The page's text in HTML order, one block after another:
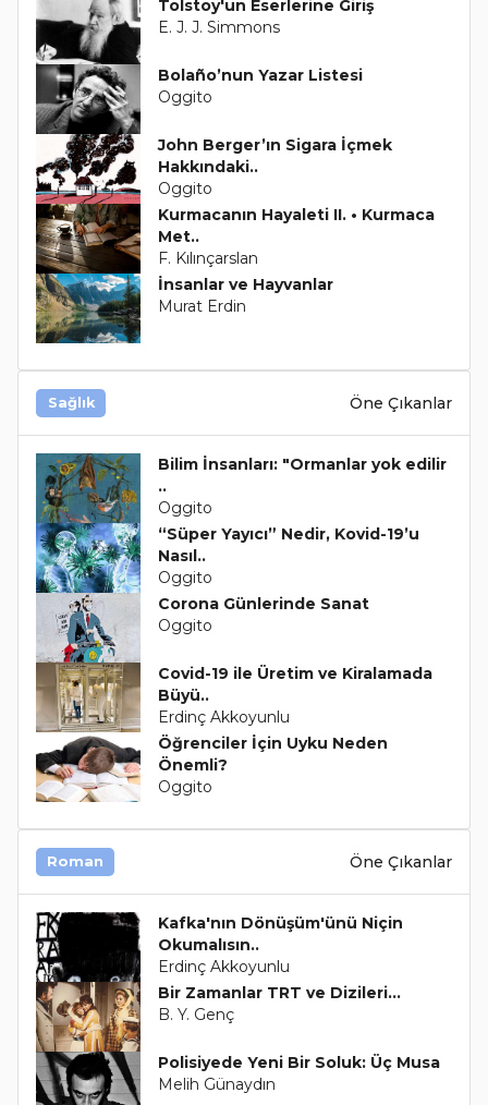
Tolstoy'un Eserlerine Giriş
E. J. J. Simmons
Bolaño’nun Yazar Listesi
Oggito
John Berger’ın Sigara İçmek
Hakkındaki..
Oggito
Kurmacanın Hayaleti II. • Kurmaca
Met..
F. Kılınçarslan
İnsanlar ve Hayvanlar
Murat Erdin
Sağlık Öne Çıkanlar
Bilim İnsanları: "Ormanlar yok edilir
..
Oggito
“Süper Yayıcı” Nedir, Kovid-19’u
Nasıl..
Oggito
Corona Günlerinde Sanat
Oggito
Covid-19 ile Üretim ve Kiralamada
Büyü..
Erdinç Akkoyunlu
Öğrenciler İçin Uyku Neden
Önemli?
Oggito
Roman Öne Çıkanlar
Kafka'nın Dönüşüm'ünü Niçin
Okumalısın..
Erdinç Akkoyunlu
Bir Zamanlar TRT ve Dizileri...
B. Y. Genç
Polisiyede Yeni Bir Soluk: Üç Musa
Melih Günaydın